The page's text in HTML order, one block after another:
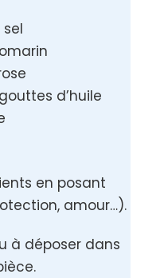
d’huile
en posant
amour…).
à déposer dans